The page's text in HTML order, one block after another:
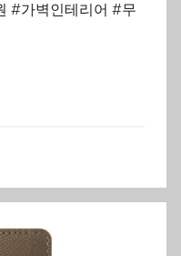
#가벽인테리어 #무